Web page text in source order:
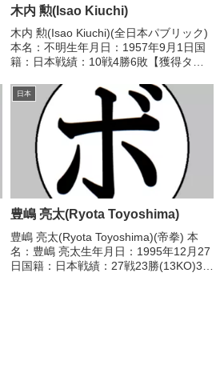
木内 勲(Isao Kiuchi)
木内 勲(Isao Kiuchi)(全日本パブリック)
本名：不明生年月日：1957年9月1日国
籍：日本戦績：10戦4勝6敗【獲得タイ
●3RKO 渡辺 敬之(金子)1978/12/12
●4R判定 (採...
日本
豊嶋 亮太(Ryota Toyoshima)
豊嶋 亮太(Ryota Toyoshima)(帝拳) 本
名：豊嶋 亮太生年月日：1995年12月27
日国籍：日本戦績：27戦23勝(13KO)3敗